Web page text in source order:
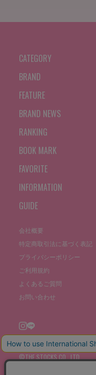
CATEGORY
BRAND
FEATURE
BRAND NEWS
RANKING
BOOK MARK
FAVORITE
INFORMATION
GUIDE
会社概要
特定商取引法に基づく表記
プライバシーポリシー
ご利用規約
よくあるご質問
お問い合わせ
©THE STOCKS CO., LTD